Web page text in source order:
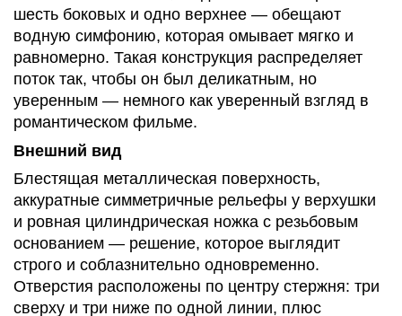
шесть боковых и одно верхнее — обещают
водную симфонию, которая омывает мягко и
равномерно. Такая конструкция распределяет
поток так, чтобы он был деликатным, но
уверенным — немного как уверенный взгляд в
романтическом фильме.
Внешний вид
Блестящая металлическая поверхность,
аккуратные симметричные рельефы у верхушки
и ровная цилиндрическая ножка с резьбовым
основанием — решение, которое выглядит
строго и соблазнительно одновременно.
Отверстия расположены по центру стержня: три
сверху и три ниже по одной линии, плюс